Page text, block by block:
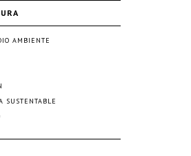
AMBIENTE
SUSTENTABLE